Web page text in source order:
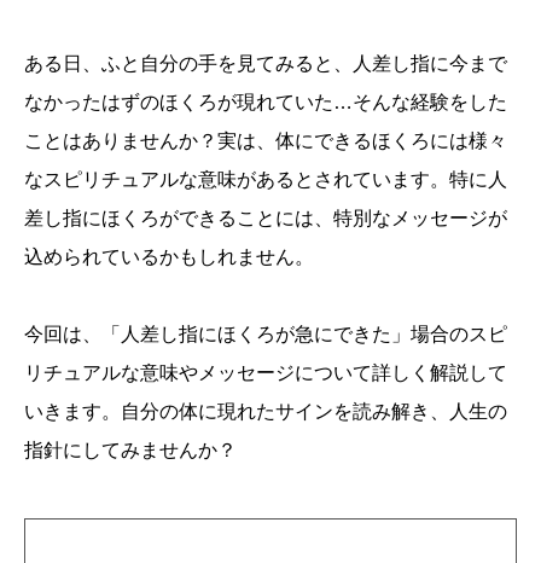
ある日、ふと自分の手を見てみると、人差し指に今まで
なかったはずのほくろが現れていた…そんな経験をした
ことはありませんか？実は、体にできるほくろには様々
なスピリチュアルな意味があるとされています。特に人
差し指にほくろができることには、特別なメッセージが
込められているかもしれません。
今回は、「人差し指にほくろが急にできた」場合のスピ
リチュアルな意味やメッセージについて詳しく解説して
いきます。自分の体に現れたサインを読み解き、人生の
指針にしてみませんか？